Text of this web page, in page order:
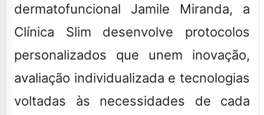
dermatofuncional Jamile Miranda, a
Clínica Slim desenvolve protocolos
personalizados que unem inovação,
avaliação individualizada e tecnologias
voltadas às necessidades de cada